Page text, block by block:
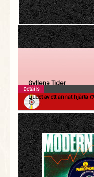
Gyllene Tider
Ljudet av ett annat hjärta
Details